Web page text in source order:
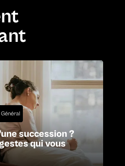
Général
succession ?
qui vous